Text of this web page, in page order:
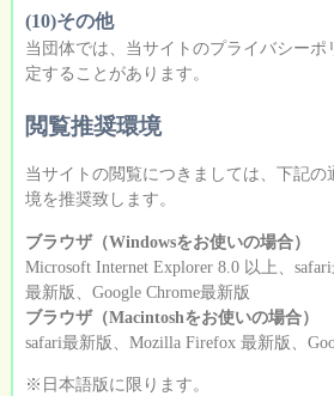
(10)その他
当団体では、当サイトのプライバシーポ
定することがあります。
閲覧推奨環境
当サイトの閲覧につきましては、下記の
境を推奨致します。
ブラウザ（Windowsをお使いの場合）
Microsoft Internet Explorer 8.0 以上、
最新版、Google Chrome最新版
ブラウザ（Macintoshをお使いの場合）
safari最新版、Mozilla Firefox 最新版、
※日本語版に限ります。